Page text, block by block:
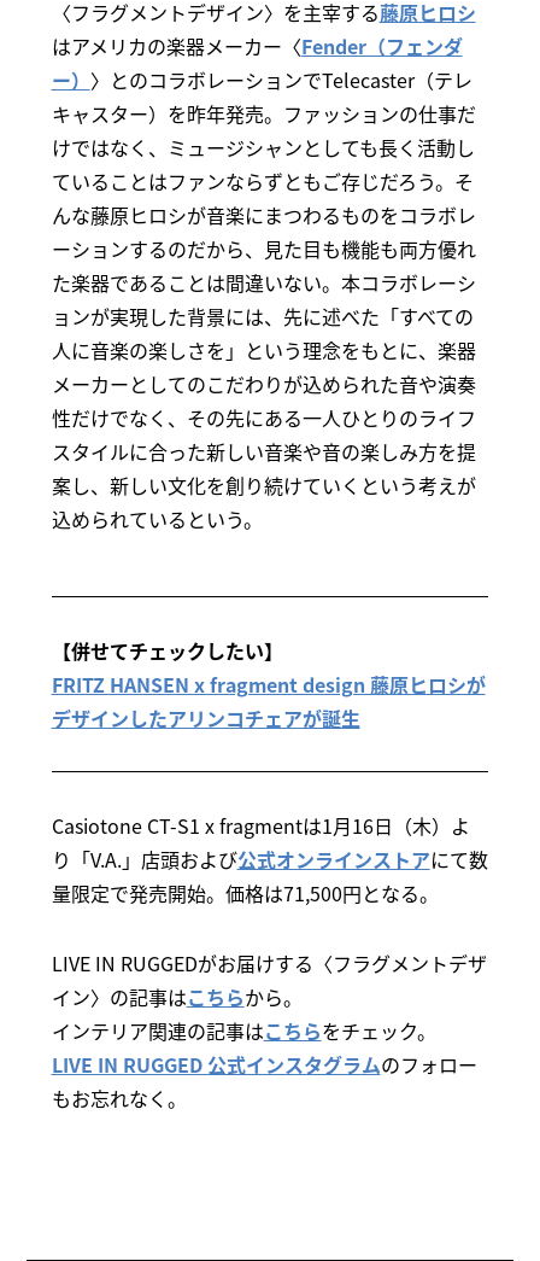
〈フラグメントデザイン〉を主宰する藤原ヒロシ
はアメリカの楽器メーカー〈Fender（フェンダ
ー） 〉とのコラボレーションでTelecaster（テレ
キャスター）を昨年発売。ファッションの仕事だ
けではなく、ミュージシャンとしても長く活動し
ていることはファンならずともご存じだろう。そ
んな藤原ヒロシが音楽にまつわるものをコラボレ
ーションするのだから、見た目も機能も両方優れ
た楽器であることは間違いない。本コラボレーシ
ョンが実現した背景には、先に述べた「すべての
人に音楽の楽しさを」という理念をもとに、楽器
メーカーと‬してのこだわりが込められた音や演奏
性だけでなく、その先にある一人ひとりのライフ
スタイル‬に合った新しい音楽や音の楽しみ方を提
案し、新しい文化を創り続けていくという考えが
込められているという。
【併せてチェックしたい】
FRITZ HANSEN x fragment design 藤原ヒロシが
デザインしたアリンコチェアが誕生
Casiotone CT-S1 x fragmentは1月16日（木）‬よ
り「V.A.」店頭および公式オンラインストアにて数
量限定で発売開始。価格は71,500円となる。
LIVE IN RUGGEDがお届けする〈フラグメントデザ
イン〉の記事はこちらから。
インテリア関連の記事はこちらをチェック。
LIVE IN RUGGED 公式インスタグラムのフォロー
もお忘れなく。